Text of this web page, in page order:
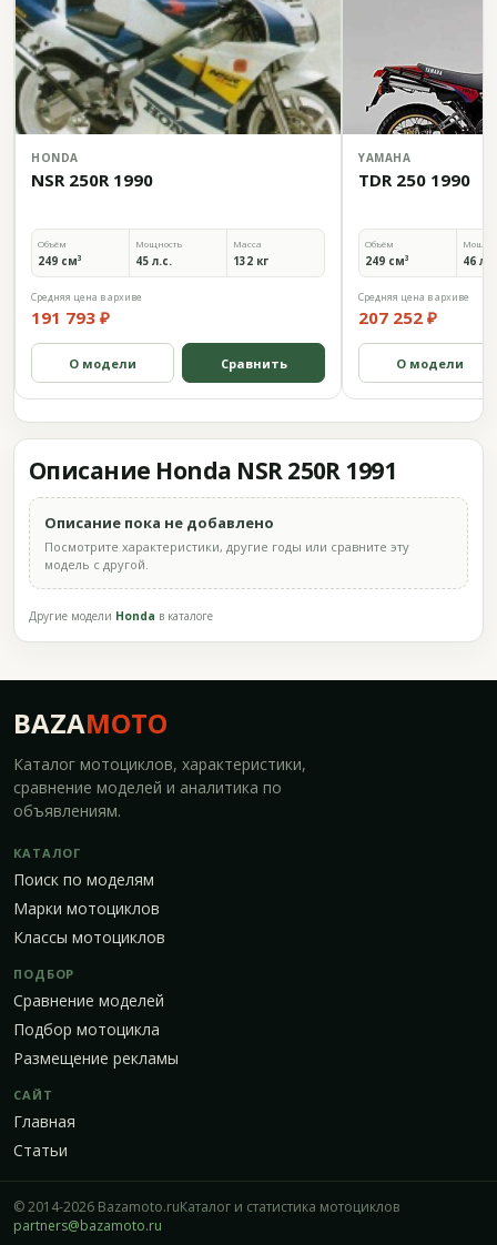
HONDA
NSR 250R 1990
Объём
249 см³
Мощность
45 л.с.
Масса
132 кг
Средняя цена в архиве
191 793 ₽
О модели Сравнить
YAMAHA
TDR 250 1990
Объём
249 см³ 46
Средняя цена в архиве
207 252 ₽
О модели
Описание Honda NSR 250R 1991
Описание пока не добавлено
Посмотрите характеристики, другие годы или сравните эту
модель с другой.
Другие модели Honda в каталоге
BAZAMOTO
Каталог мотоциклов, характеристики,
сравнение моделей и аналитика по
объявлениям.
КАТАЛОГ
Поиск по моделям
Марки мотоциклов
Классы мотоциклов
ПОДБОР
Сравнение моделей
Подбор мотоцикла
Размещение рекламы
САЙТ
Главная
Статьи
© 2014-2026 Bazamoto.ruКаталог и статистика мотоциклов
partners@bazamoto.ru